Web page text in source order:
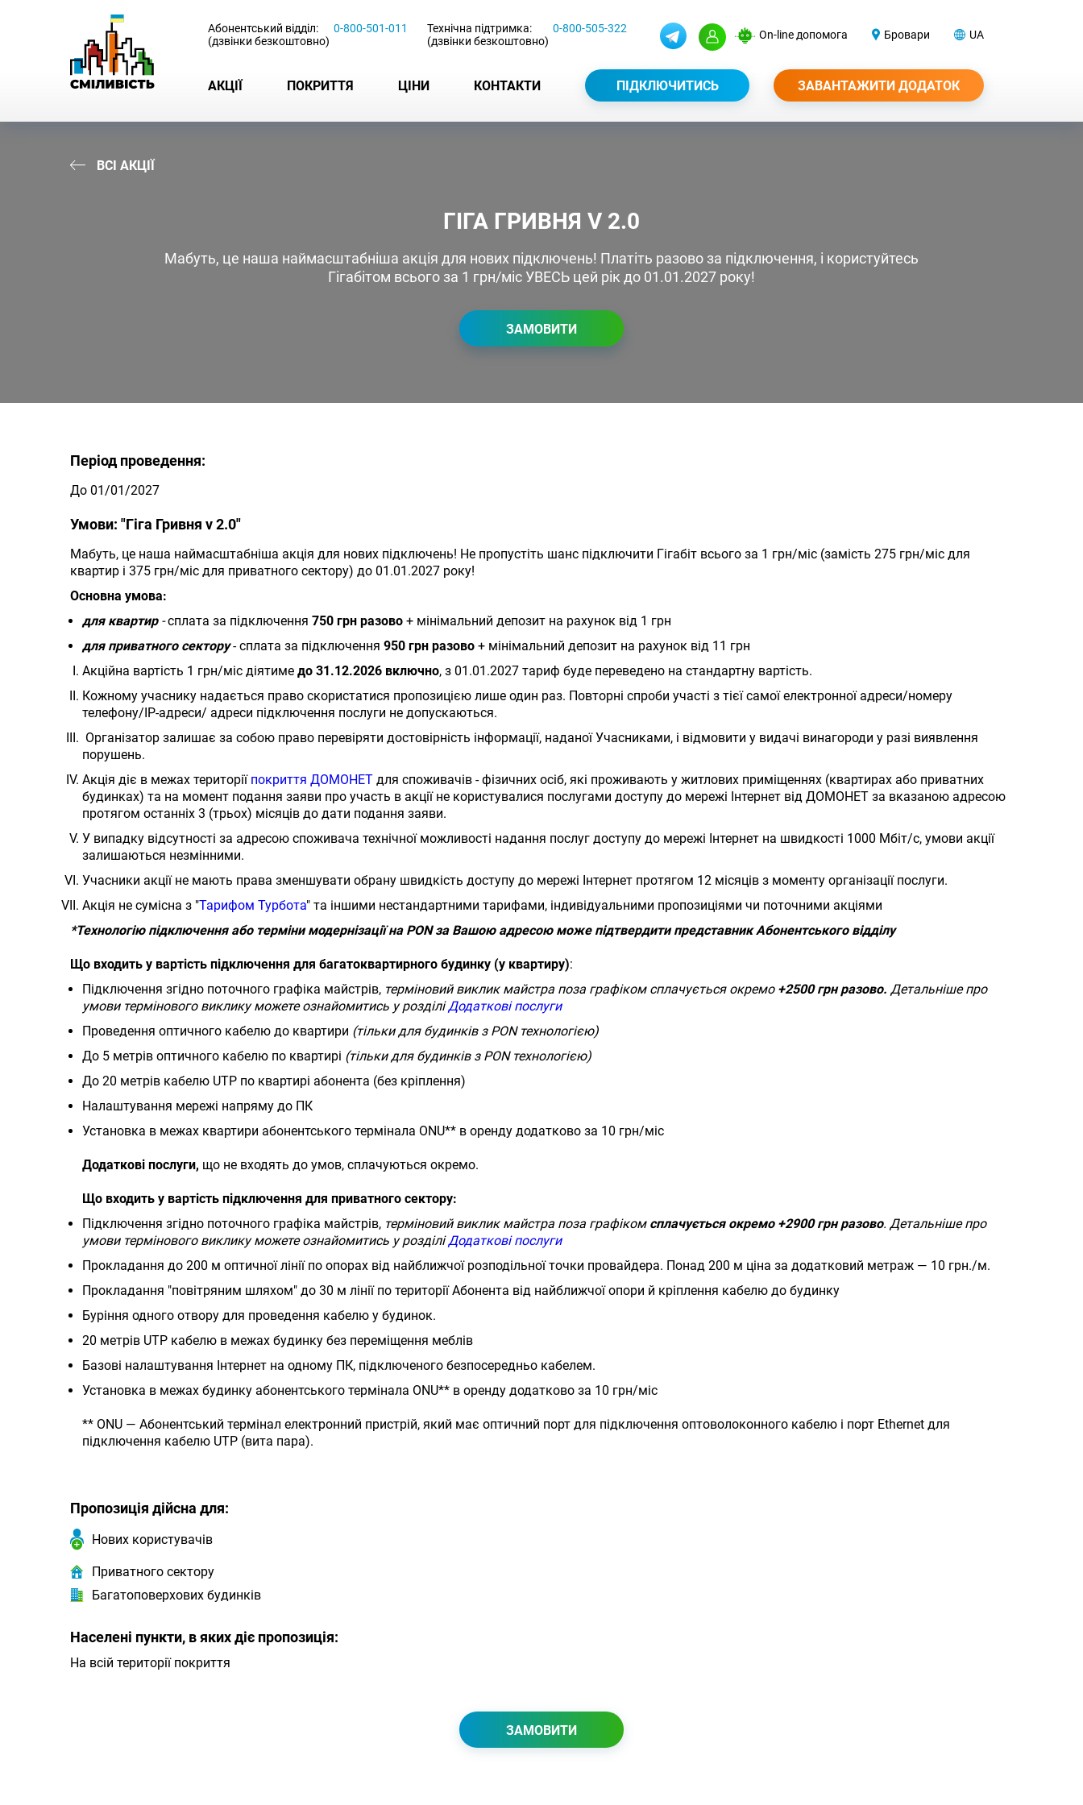
Абонентський відділ:
(дзвінки безкоштовно)
0-800-501-011
Технічна підтримка:
(дзвінки безкоштовно)
0-800-505-322 On-line допомога Бровари UA
АКЦІЇ ПОКРИТТЯ ЦІНИ КОНТАКТИ ПІДКЛЮЧИТИСЬ ЗАВАНТАЖИТИ ДОДАТОК
ВСІ АКЦІЇ
ГІГА ГРИВНЯ V 2.0
Мабуть, це наша наймасштабніша акція для нових підключень! Платіть разово за підключення, і користуйтесь
Гігабітом всього за 1 грн/міс УВЕСЬ цей рік до 01.01.2027 року!
ЗАМОВИТИ
Період проведення:
До 01/01/2027
Умови: "Гіга Гривня v 2.0"
Мабуть, це наша наймасштабніша акція для нових підключень! Не пропустіть шанс підключити Гігабіт всього за 1 грн/міс (замість 275 грн/міс для
квартир і 375 грн/міс для приватного сектору) до 01.01.2027 року!
Основна умова:
для квартир -сплата за підключення 750 грн разово + мінімальний депозит на рахунок від 1 грн
для приватного сектору- сплата за підключення 950 грн разово + мінімальний депозит на рахунок від 11 грн
Акційна вартість 1 грн/міс діятиме до 31.12.2026 включно, з 01.01.2027 тариф буде переведено на стандартну вартість.
Кожному учаснику надається право скористатися пропозицією лише один раз. Повторні спроби участі з тієї самої електронної адреси/номеру
телефону/IP-адреси/ адреси підключення послуги не допускаються.
Організатор залишає за собою право перевіряти достовірність інформації, наданої Учасниками, і відмовити у видачі винагороди у разі виявлення
порушень.
Акція діє в межах території покриття ДОМОНЕТ для споживачів - фізичних осіб, які проживають у житлових приміщеннях (квартирах або приватних
будинках) та на момент подання заяви про участь в акції не користувалися послугами доступу до мережі Інтернет від ДОМОНЕТ за вказаною адресою
протягом останніх 3 (трьох) місяців до дати подання заяви.
У випадку відсутності за адресою споживача технічної можливості надання послуг доступу до мережі Інтернет на швидкості 1000 Мбіт/с, умови акції
залишаються незмінними.
Учасники акції не мають права зменшувати обрану швидкість доступу до мережі Інтернет протягом 12 місяців з моменту організації послуги.
Акція не сумісна з "Тарифом Турбота" та іншими нестандартними тарифами, індивідуальними пропозиціями чи поточними акціями
*Технологію підключення або терміни модернізації на PON за Вашою адресою може підтвердити представник Абонентського відділу
Що входить у вартість підключення для багатоквартирного будинку (у квартиру)​​​​​​:
Підключення згідно поточного графіка майстрів, терміновий виклик майстра поза графіком сплачується окремо +2500 грн разово. Детальніше про
умови термінового виклику можете ознайомитись у розділіДодаткові послуги
Проведення оптичного кабелю до квартири (тільки для будинків з PON технологією)
До 5 метрів оптичного кабелю по квартирі (тільки для будинків з PON технологією)
До 20 метрів кабелю UTP по квартирі абонента (без кріплення)
Налаштування мережі напряму до ПК
Установка в межах квартири абонентського термінала ONU** в оренду додатково за 10 грн/міс
Додаткові послуги, що не входять до умов, сплачуються окремо.
Що входить у вартість підключення для приватного сектору:
Підключення згідно поточного графіка майстрів, терміновий виклик майстра поза графікомсплачується окремо +2900 грн разово. Детальніше про
умови термінового виклику можете ознайомитись у розділіДодаткові послуги
Прокладання до 200 м оптичної лінії по опорах від найближчої розподільної точки провайдера. Понад 200 м ціна за додатковий метраж — 10 грн./м.
Прокладання "повітряним шляхом" до 30 м лінії по території Абонента від найближчої опори й кріплення кабелю до будинку
Буріння одного отвору для проведення кабелю у будинок.
20 метрів UTP кабелю в межах будинку без переміщення меблів
Базові налаштування Інтернет на одному ПК, підключеного безпосередньо кабелем.
Установка в межах будинку абонентського термінала ONU** в оренду додатково за 10 грн/міс
** ONU — Абонентський термінал електронний пристрій, який має оптичний порт для підключення оптоволоконного кабелю і порт Ethernet для
підключення кабелю UTP (вита пара).
Пропозиція дійсна для:
Нових користувачів
Приватного сектору
Багатоповерхових будинків
Населені пункти, в яких діє пропозиція:
На всій території покриття
ЗАМОВИТИ